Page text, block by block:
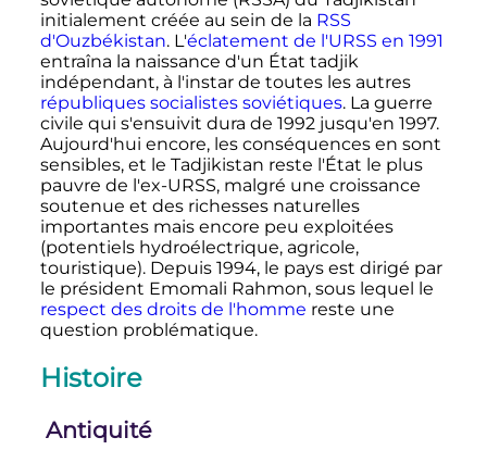
initialement créée au sein de la RSS
d'Ouzbékistan. L'éclatement de l'URSS en 1991
entraîna la naissance d'un État tadjik
indépendant, à l'instar de toutes les autres
républiques socialistes soviétiques. La guerre
civile qui s'ensuivit dura de 1992 jusqu'en 1997.
Aujourd'hui encore, les conséquences en sont
sensibles, et le Tadjikistan reste l'État le plus
pauvre de l'ex-URSS, malgré une croissance
soutenue et des richesses naturelles
importantes mais encore peu exploitées
(potentiels hydroélectrique, agricole,
touristique). Depuis 1994, le pays est dirigé par
le président Emomali Rahmon, sous lequel le
respect des droits de l'homme reste une
question problématique.
Histoire
Antiquité